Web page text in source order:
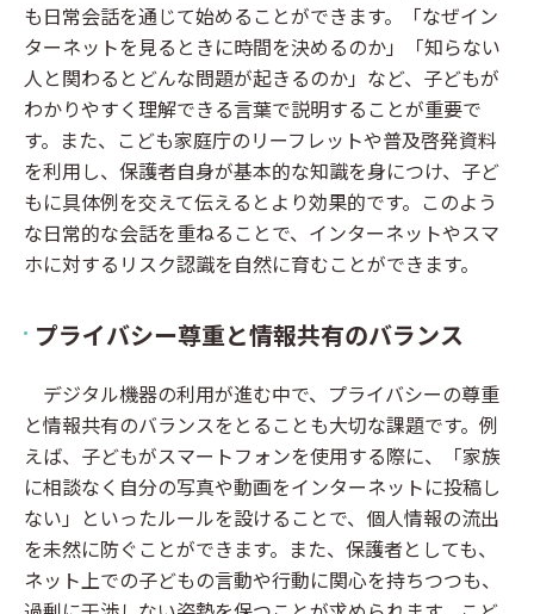
も日常会話を通じて始めることができます。「なぜイン
ターネットを見るときに時間を決めるのか」「知らない
人と関わるとどんな問題が起きるのか」など、子どもが
わかりやすく理解できる言葉で説明することが重要で
す。また、こども家庭庁のリーフレットや普及啓発資料
を利用し、保護者自身が基本的な知識を身につけ、子ど
もに具体例を交えて伝えるとより効果的です。このよう
な日常的な会話を重ねることで、インターネットやスマ
ホに対するリスク認識を自然に育むことができます。
プライバシー尊重と情報共有のバランス
デジタル機器の利用が進む中で、プライバシーの尊重
と情報共有のバランスをとることも大切な課題です。例
えば、子どもがスマートフォンを使用する際に、「家族
に相談なく自分の写真や動画をインターネットに投稿し
ない」といったルールを設けることで、個人情報の流出
を未然に防ぐことができます。また、保護者としても、
ネット上での子どもの言動や行動に関心を持ちつつも、